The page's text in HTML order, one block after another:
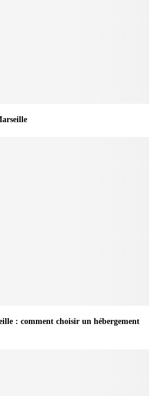
: comment choisir un hébergement